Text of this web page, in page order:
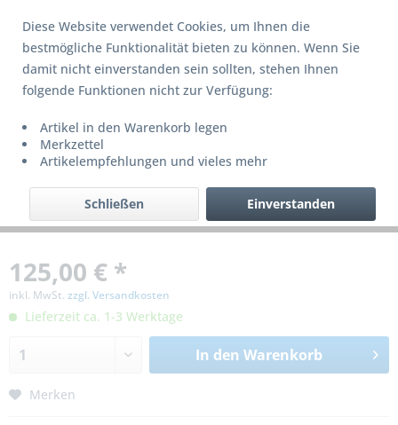
125,00 € *
inkl. MwSt. zzgl. Versandkosten
Lieferzeit ca. 1-3 Werktage
In den Warenkorb
Merken
Diese Website verwendet Cookies, um Ihnen die
bestmögliche Funktionalität bieten zu können. Wenn Sie
damit nicht einverstanden sein sollten, stehen Ihnen
folgende Funktionen nicht zur Verfügung:
Artikel in den Warenkorb legen
Merkzettel
Artikelempfehlungen und vieles mehr
Einverstanden
Schließen